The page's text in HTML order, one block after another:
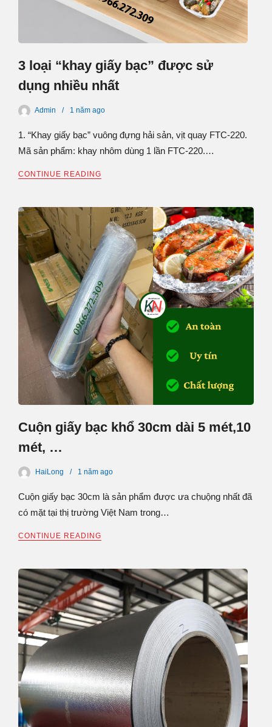
3 loại “khay giấy bạc” được sử
dụng nhiều nhất
Admin 1 năm ago
1. “Khay giấy bạc” vuông đựng hải sản, vịt quay FTC-220.
Mã sản phẩm: khay nhôm dùng 1 lần FTC-220.…
CONTINUE READING
Cuộn giấy bạc khổ 30cm dài 5 mét,10
mét, …
HaiLong 1 năm ago
Cuộn giấy bạc 30cm là sản phẩm được ưa chuộng nhất đã
có mặt tại thị trường Việt Nam trong…
CONTINUE READING